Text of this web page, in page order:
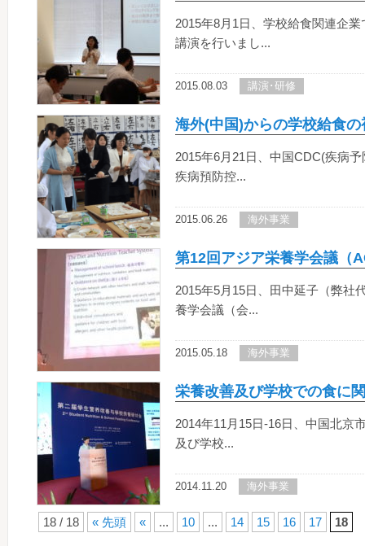
2015年8月1日、学校給食関連企
講演を行いまし...
2015.08.03 講演･研修
海外(中国)からの学校給食
2015年6月21日、中国CDC(疾病
疾病預防控...
2015.06.26 海外事業
第12回アジア栄養学会議（
2015年5月15日、田中延子（弊社
養学会議（会...
2015.05.18 海外事業
栄養改善及び学校での食に
2014年11月15日-16日、中国北京
及び学校...
2014.11.20 海外事業
18 / 18 « 先頭 « ... 10 ... 14 15 16 17 18